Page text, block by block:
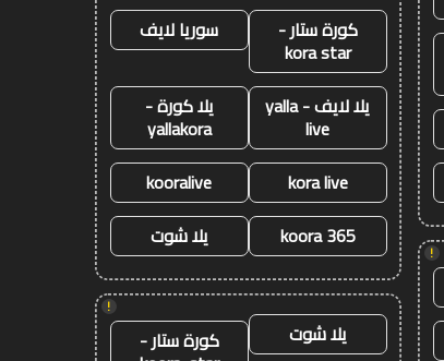
!
كورة ستار -
kora star
سوريا لايف
يلا لايف - yalla
live
يلا كورة -
yallakora
kora live
kooralive
koora 365
يلا شوت
!
يلا شوت كورة ستار -